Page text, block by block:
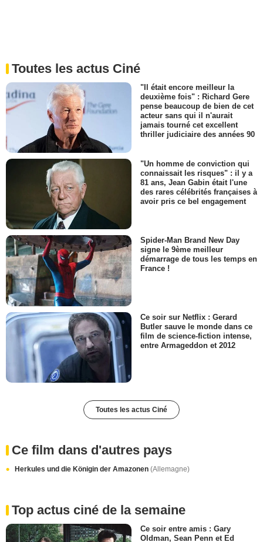
Toutes les actus Ciné
"Il était encore meilleur la
deuxième fois" : Richard Gere
pense beaucoup de bien de cet
acteur sans qui il n'aurait
jamais tourné cet excellent
thriller judiciaire des années 90
"Un homme de conviction qui
connaissait les risques" : il y a
81 ans, Jean Gabin était l'une
des rares célébrités françaises à
avoir pris ce bel engagement
Spider-Man Brand New Day
signe le 9ème meilleur
démarrage de tous les temps en
France !
Ce soir sur Netflix : Gerard
Butler sauve le monde dans ce
film de science-fiction intense,
entre Armageddon et 2012
Toutes les actus Ciné
Ce film dans d'autres pays
Herkules und die Königin der Amazonen (Allemagne)
Top actus ciné de la semaine
Ce soir entre amis : Gary
Oldman, Sean Penn et Ed